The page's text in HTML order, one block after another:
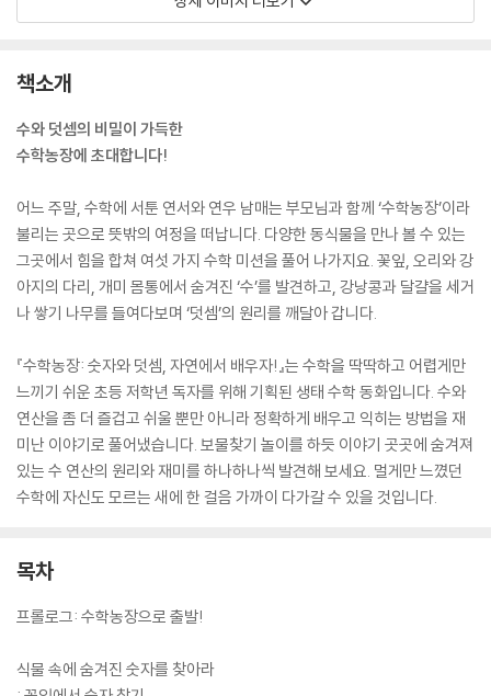
책소개
수와 덧셈의 비밀이 가득한
수학농장에 초대합니다!
어느 주말, 수학에 서툰 연서와 연우 남매는 부모님과 함께 ‘수학농장’이라
불리는 곳으로 뜻밖의 여정을 떠납니다. 다양한 동식물을 만나 볼 수 있는
그곳에서 힘을 합쳐 여섯 가지 수학 미션을 풀어 나가지요. 꽃잎, 오리와 강
아지의 다리, 개미 몸통에서 숨겨진 ‘수’를 발견하고, 강낭콩과 달걀을 세거
나 쌓기 나무를 들여다보며 ‘덧셈’의 원리를 깨달아 갑니다.
『수학농장: 숫자와 덧셈, 자연에서 배우자!』는 수학을 딱딱하고 어렵게만
느끼기 쉬운 초등 저학년 독자를 위해 기획된 생태 수학 동화입니다. 수와
연산을 좀 더 즐겁고 쉬울 뿐만 아니라 정확하게 배우고 익히는 방법을 재
미난 이야기로 풀어냈습니다. 보물찾기 놀이를 하듯 이야기 곳곳에 숨겨져
있는 수 연산의 원리와 재미를 하나하나씩 발견해 보세요. 멀게만 느꼈던
수학에 자신도 모르는 새에 한 걸음 가까이 다가갈 수 있을 것입니다.
목차
프롤로그: 수학농장으로 출발!
식물 속에 숨겨진 숫자를 찾아라